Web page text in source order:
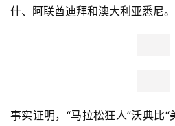
什、阿联酋迪拜和澳大利亚悉尼。
事实证明，“马拉松狂人”沃典比